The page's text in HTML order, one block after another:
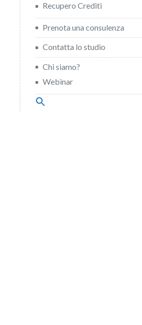
Recupero Crediti
Prenota una consulenza
Contatta lo studio
Chi siamo?
Webinar